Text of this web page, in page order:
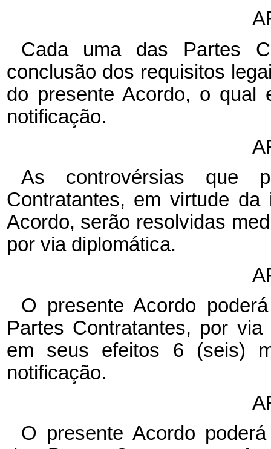
Cada uma das Partes
conclusão dos requisitos
do presente Acordo, o qual
notificação.
As controvérsias que
Contratantes, em virtude
Acordo, serão resolvidas
por via diplomática.
O presente Acordo
Partes Contratantes, por
em seus efeitos 6 (seis)
notificação.
O presente Acordo